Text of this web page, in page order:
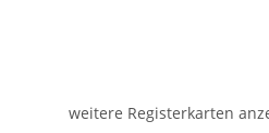
weitere Registerkarten